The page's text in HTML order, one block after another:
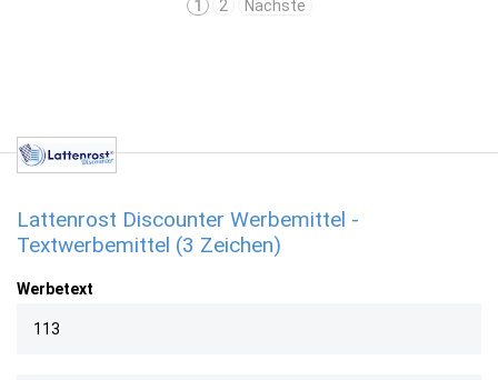
1 2 Nächste
Lattenrost Discounter Werbemittel -
Textwerbemittel (3 Zeichen)
Werbetext
113